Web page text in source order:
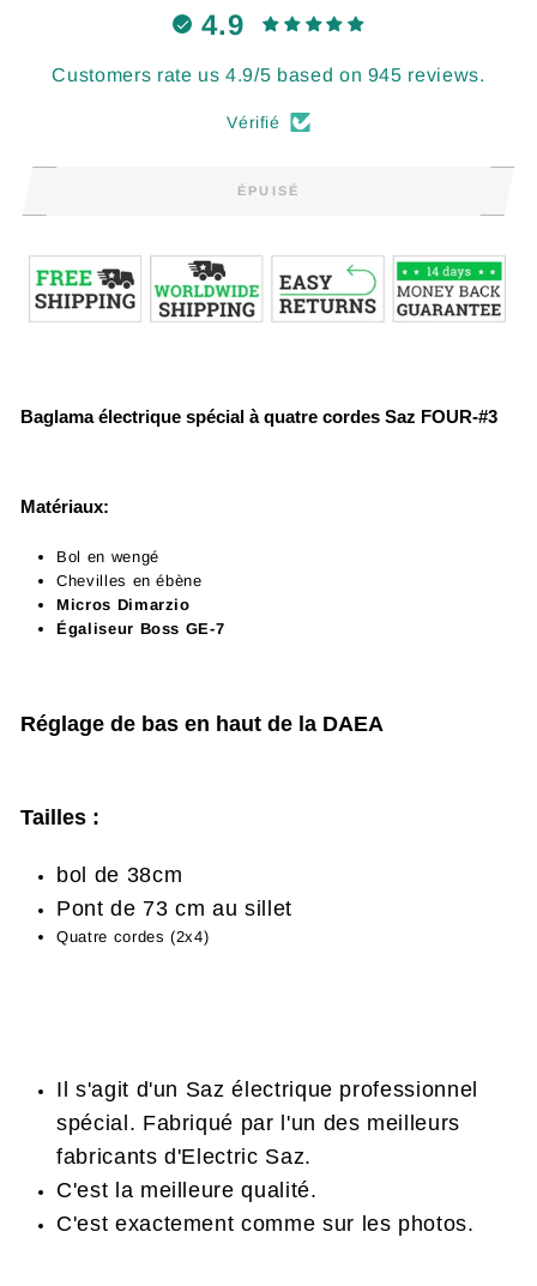
4.9
Customers rate us 4.9/5 based on 945 reviews.
Vérifié
ÉPUISÉ
Baglama électrique spécial à quatre cordes Saz FOUR-#3
Matériaux:
Bol en wengé
Chevilles en ébène
Micros Dimarzio
Égaliseur Boss GE-7
Réglage de bas en haut de la DAEA
Tailles :
bol de 38cm
Pont de 73 cm au sillet
Quatre cordes (2x4)
Il s'agit d'un Saz électrique professionnel
spécial. Fabriqué par l'un des meilleurs
fabricants d'Electric Saz.
C'est la meilleure qualité.
C'est exactement comme sur les photos.